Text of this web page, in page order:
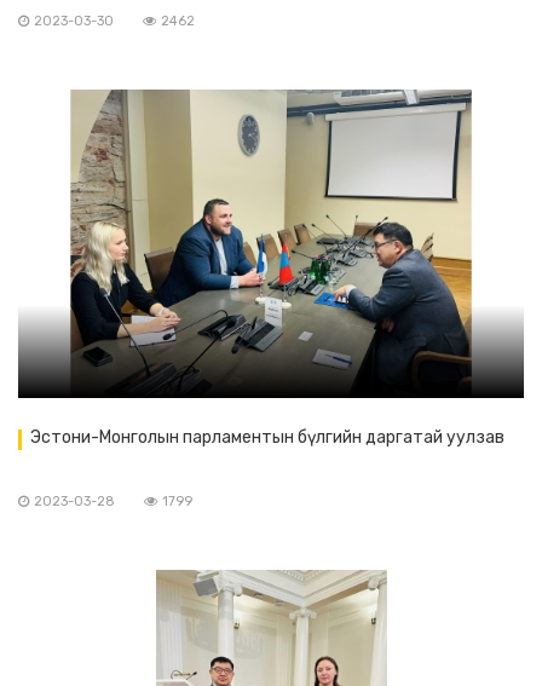
2023-03-30 2462
Эстони-Монголын парламентын бүлгийн даргатай уулзав
2023-03-28 1799